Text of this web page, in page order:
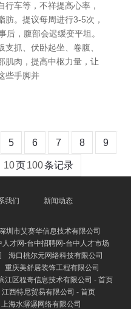
车等，不祥提高心率，
。提议每周进行3-5次，
后，腹部会迟缓变平坦。
抓、伏卧起坐、卷腹、
肌肉，提高中枢力量，让
些手脚并
5 6 7 8 9
10页100条记录
我们 新闻动态
圳市艾赛华信息技术有限公司
人才网-台中招聘网-台中人才市场
海口桃尔元网络科技有限公司
重庆美舒居装饰工程有限公司
江区程奇信息技术有限公司 - 首页
江西特尼贸易有限公司 - 首页
上海水潺潺网络有限公司